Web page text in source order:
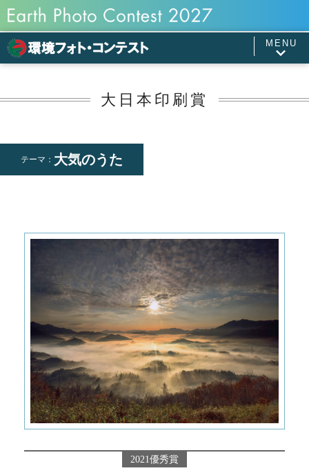
MENU
大日本印刷賞
テーマ： 大気のうた
2021優秀賞